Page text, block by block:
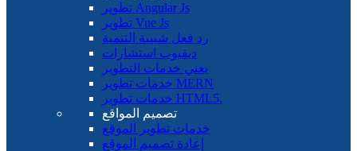
تطوير Angular Js
تطوير Vue Js
رد فعل شبيبة التنمية
ديفيوب استشارات
يعني خدمات التطوير
خدمات تطوير MERN
خدمات تطوير HTML5.
تصميم المواقع
خدمات تطوير الموقع
إعادة تصميم الموقع